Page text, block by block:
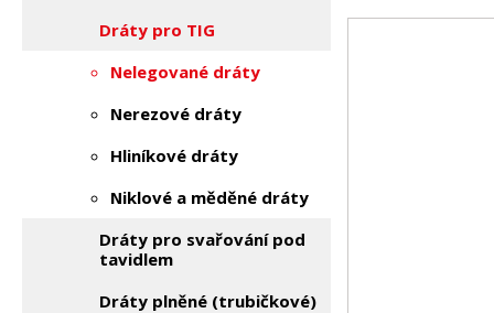
Dráty pro TIG
Nelegované dráty
Nerezové dráty
Hliníkové dráty
Niklové a měděné dráty
Dráty pro svařování pod
tavidlem
Dráty plněné (trubičkové)